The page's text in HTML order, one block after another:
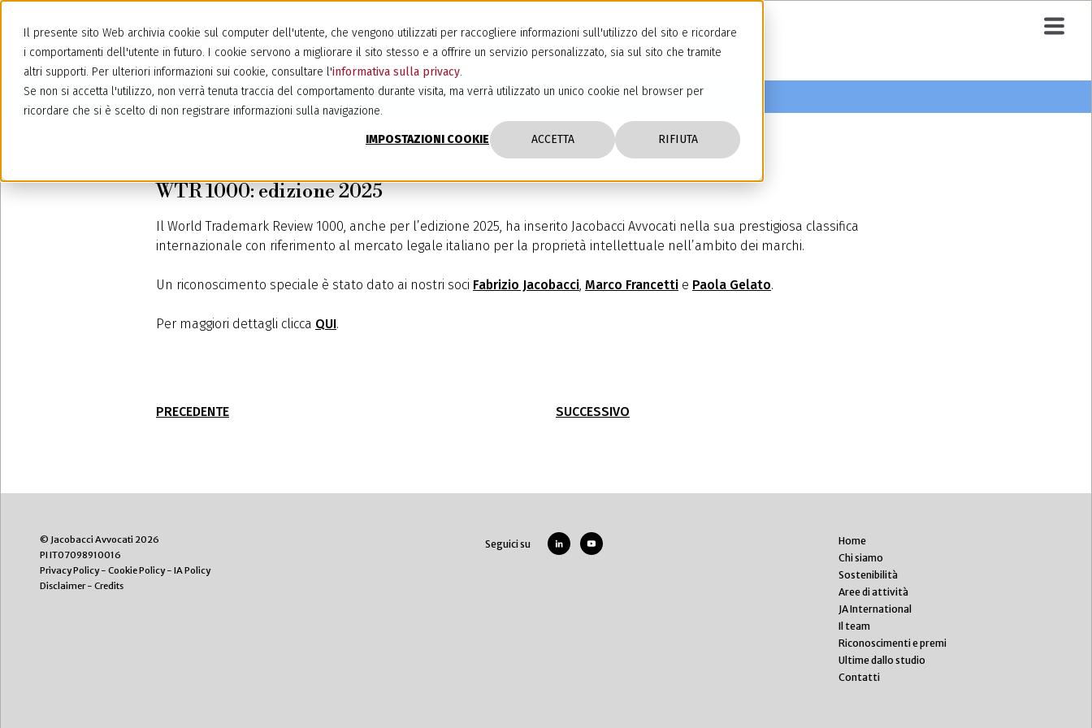
Il presente sito Web archivia cookie sul computer dell'utente, che vengono utilizzati per raccogliere informazioni sull'utilizzo del sito e ricordare
i comportamenti dell'utente in futuro. I cookie servono a migliorare il sito stesso e a offrire un servizio personalizzato, sia sul sito che tramite
altri supporti. Per ulteriori informazioni sui cookie, consultare l'informativa sulla privacy.
Se non si accetta l'utilizzo, non verrà tenuta traccia del comportamento durante visita, ma verrà utilizzato un unico cookie nel browser per
ricordare che si è scelto di non registrare informazioni sulla navigazione.
IMPOSTAZIONI COOKIE ACCETTA RIFIUTA
WTR 1000: edizione 2025
Il World Trademark Review 1000, anche per l’edizione 2025, ha inserito Jacobacci Avvocati nella sua prestigiosa classifica
internazionale con riferimento al mercato legale italiano per la proprietà intellettuale nell’ambito dei marchi.
Un riconoscimento speciale è stato dato ai nostri soci Fabrizio Jacobacci, Marco Francetti e Paola Gelato.
Per maggiori dettagli clicca QUI.
PRECEDENTE SUCCESSIVO
© Jacobacci Avvocati 2026
PI IT07098910016
Privacy Policy- Cookie Policy- IA Policy
Disclaimer- Credits
Seguici su
Home
Chi siamo
Sostenibilità
Aree di attività
JA International
Il team
Riconoscimenti e premi
Ultime dallo studio
Contatti